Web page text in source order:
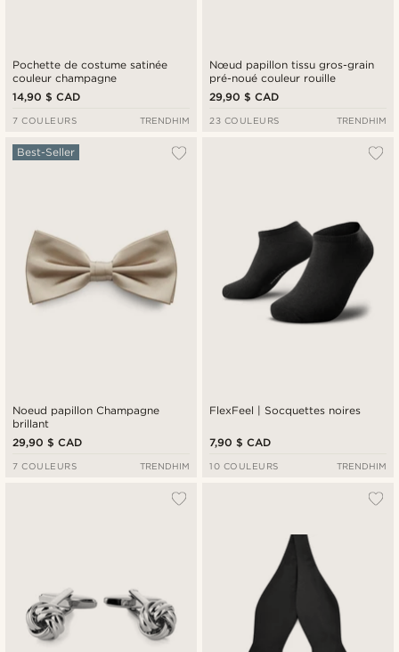
Pochette de costume satinée
couleur champagne
14,90 $ CAD
7 COULEURS TRENDHIM
Nœud papillon tissu gros-grain
pré-noué couleur rouille
29,90 $ CAD
23 COULEURS TRENDHIM
Noeud papillon Champagne
brillant
Best-Seller
29,90 $ CAD
7 COULEURS TRENDHIM
FlexFeel | Socquettes noires
7,90 $ CAD
10 COULEURS TRENDHIM